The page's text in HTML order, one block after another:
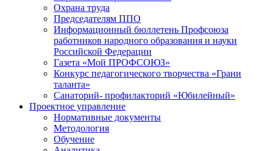
Охрана труда
Председателям ППО
Информационный бюллетень Профсоюза
работников народного образования и науки
Российской Федерации
Газета «Мой ПРОФСОЮЗ»
Конкурс педагогического творчества «Грани
таланта»
Санаторий- профилакторий «Юбилейный»
Проектное управление
Нормативные документы
Методология
Обучение